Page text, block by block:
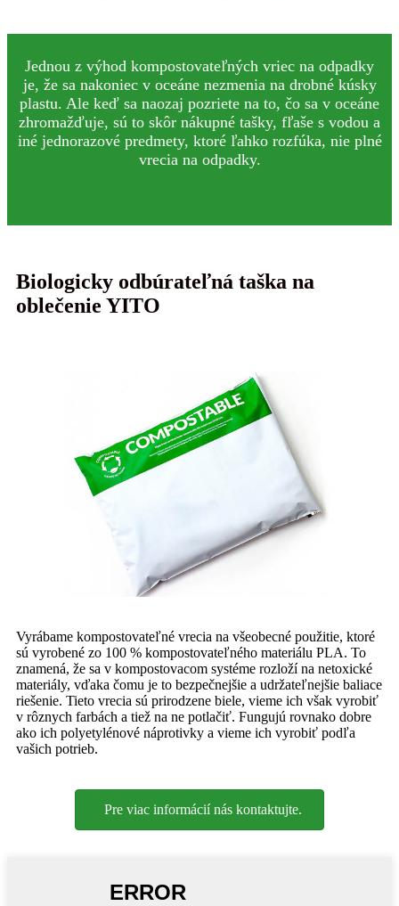
Jednou z výhod kompostovateľných vriec na odpadky
je, že sa nakoniec v oceáne nezmenia na drobné kúsky
plastu. Ale keď sa naozaj pozriete na to, čo sa v oceáne
zhromažďuje, sú to skôr nákupné tašky, fľaše s vodou a
iné jednorazové predmety, ktoré ľahko rozfúka, nie plné
vrecia na odpadky.
Biologicky odbúrateľná taška na
oblečenie YITO
Vyrábame kompostovateľné vrecia na všeobecné použitie, ktoré
sú vyrobené zo 100 % kompostovateľného materiálu PLA. To
znamená, že sa v kompostovacom systéme rozloží na netoxické
materiály, vďaka čomu je to bezpečnejšie a udržateľnejšie baliace
riešenie. Tieto vrecia sú prirodzene biele, vieme ich však vyrobiť
v rôznych farbách a tiež na ne potlačiť. Fungujú rovnako dobre
ako ich polyetylénové náprotivky a vieme ich vyrobiť podľa
vašich potrieb.
Pre viac informácií nás kontaktujte.